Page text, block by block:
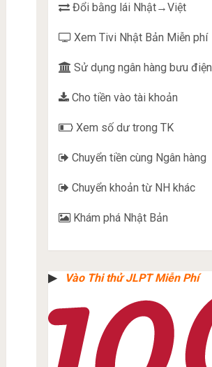
Đổi bằng lái Nhật→Việt
Xem Tivi Nhật Bản Miễn phí
Sử dụng ngân hàng bưu điện
Cho tiền vào tài khoản
Xem số dư trong TK
Chuyển tiền cùng Ngân hàng
Chuyển khoản từ NH khác
Khám phá Nhật Bản
▶︎ Vào Thi thử JLPT Miễn Phí